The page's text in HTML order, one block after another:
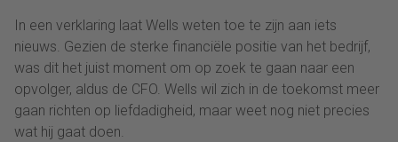
In een verklaring laat Wells weten toe te zijn aan iets
nieuws. Gezien de sterke financiële positie van het bedrijf,
was dit het juist moment om op zoek te gaan naar een
opvolger, aldus de CFO. Wells wil zich in de toekomst meer
gaan richten op liefdadigheid, maar weet nog niet precies
wat hij gaat doen.